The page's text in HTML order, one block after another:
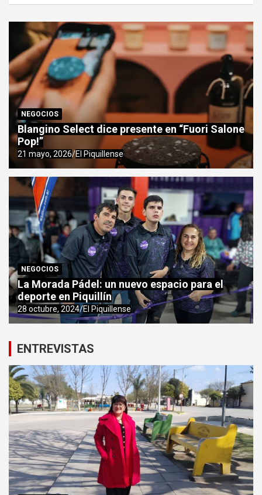
NEGOCIOS
Blangino Select dice presente en “Fuori Salone
Pop!”
21 mayo, 2026 El Piquillense
NEGOCIOS
La Morada Pádel: un nuevo espacio para el
deporte en Piquillín
28 octubre, 2024 El Piquillense
ENTREVISTAS